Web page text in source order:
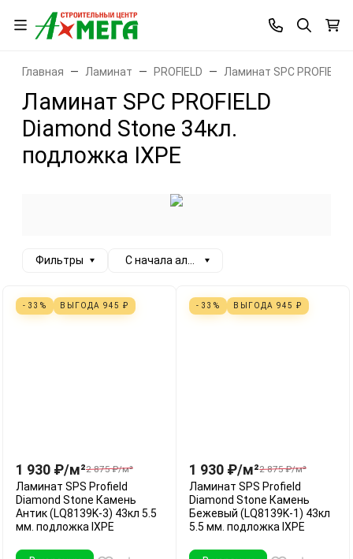
Главная Ламинат PROFIELD Ламинат SPC PROFIELD
Ламинат SPC PROFIELD
Diamond Stone 34кл.
подложка IXPE
Фильтры С начала алфавита
- 33% ВЫГОДА 945 ₽
1 930 ₽/м²2 875 ₽/м²
Ламинат SPS Profield
Diamond Stone Камень
Антик (LQ8139K-3) 43кл 5.5
мм. подложка IXPE
- 33% ВЫГОДА 945 ₽
1 930 ₽/м²2 875 ₽/м²
Ламинат SPS Profield
Diamond Stone Камень
Бежевый (LQ8139K-1) 43кл
5.5 мм. подложка IXPE